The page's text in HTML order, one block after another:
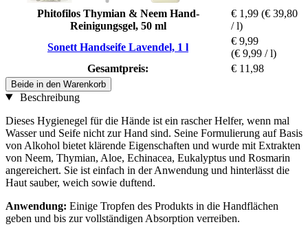
Phitofilos Thymian & Neem Hand-
Reinigungsgel, 50 ml
€ 1,99 (€ 39,80
/ l)
Sonett Handseife Lavendel, 1 l
€ 9,99
(€ 9,99 / l)
Gesamtpreis:
€ 11,98
Beide in den Warenkorb
Beschreibung
Dieses Hygienegel für die Hände ist ein rascher Helfer, wenn mal
Wasser und Seife nicht zur Hand sind. Seine Formulierung auf Basis
von Alkohol bietet klärende Eigenschaften und wurde mit Extrakten
von Neem, Thymian, Aloe, Echinacea, Eukalyptus und Rosmarin
angereichert. Sie ist einfach in der Anwendung und hinterlässt die
Haut sauber, weich sowie duftend.
Anwendung: Einige Tropfen des Produkts in die Handflächen
geben und bis zur vollständigen Absorption verreiben.